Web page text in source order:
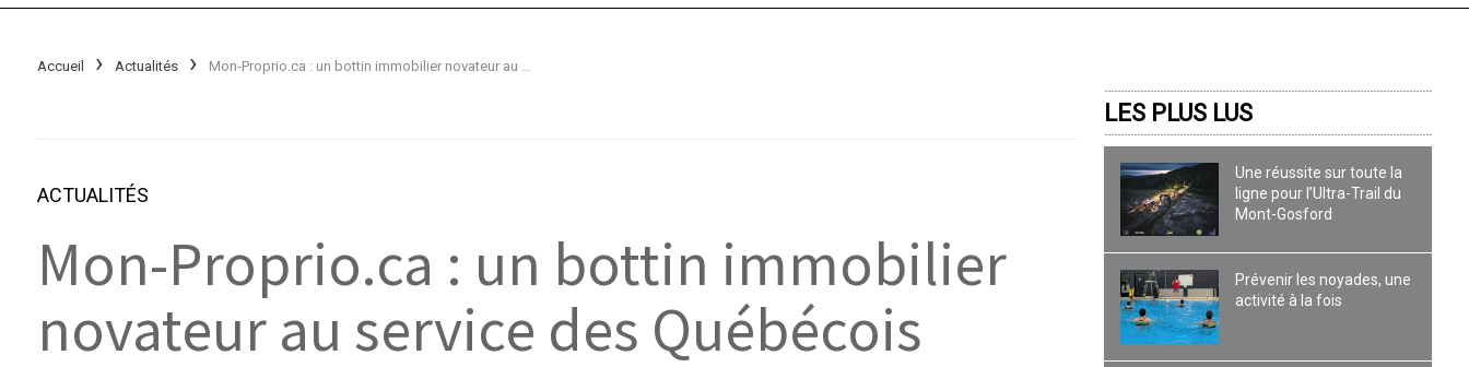
Accueil Actualités
ACTUALITÉS
Mon-Proprio.ca : un bottin immobilier
novateur au service des Québécois
LES PLUS LUS
Une réussite sur toute la
ligne pour l’Ultra-Trail du
Mont-Gosford
Prévenir les noyades, une
activité à la fois